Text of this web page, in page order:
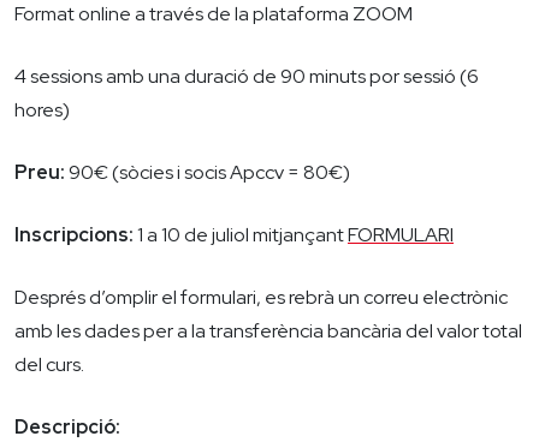
Format online a través de la plataforma ZOOM
4 sessions amb una duració de 90 minuts por sessió (6
hores)
Preu:90€ (sòcies i socis Apccv = 80€)
Inscripcions:1 a 10 de juliol mitjançantFORMULARI
Després d’omplir el formulari, es rebrà un correu electrònic
amb les dades per a la transferència bancària del valor total
del curs.
Descripció: